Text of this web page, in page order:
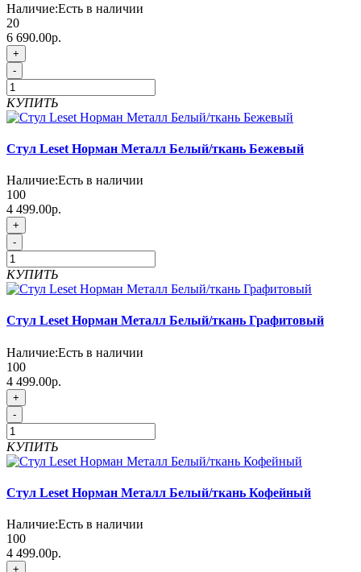
Наличие:Есть в наличии
20
6 690.00р.
+
-
КУПИТЬ
Стул Leset Норман Металл Белый/ткань Бежевый
Наличие:Есть в наличии
100
4 499.00р.
+
-
КУПИТЬ
Стул Leset Норман Металл Белый/ткань Графитовый
Наличие:Есть в наличии
100
4 499.00р.
+
-
КУПИТЬ
Стул Leset Норман Металл Белый/ткань Кофейный
Наличие:Есть в наличии
100
4 499.00р.
+